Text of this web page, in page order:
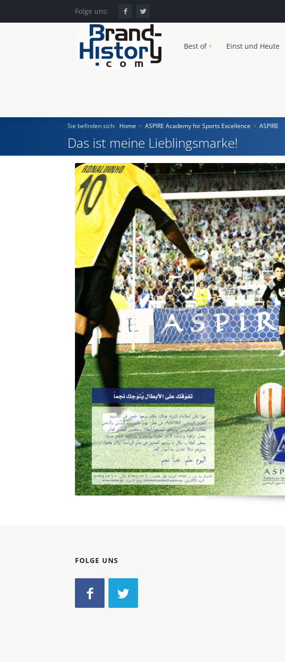
Folge uns:
Best of Einst und Heute
Home
Einst und Heute
Marken
Konzerne
Epoche
Sie befinden sich: Home ASPIRE Academy for Sports Excellence ASPIRE
Das ist meine Lieblingsmarke!
FOLGE UNS